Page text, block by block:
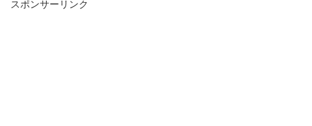
スポンサーリンク